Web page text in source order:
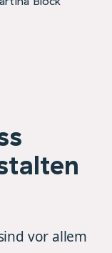
vor allem